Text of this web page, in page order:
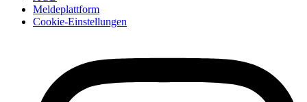
Meldeplattform
Cookie-Einstellungen